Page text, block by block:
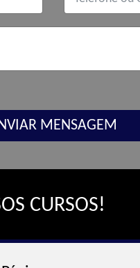
MENSAGEM
CURSOS!